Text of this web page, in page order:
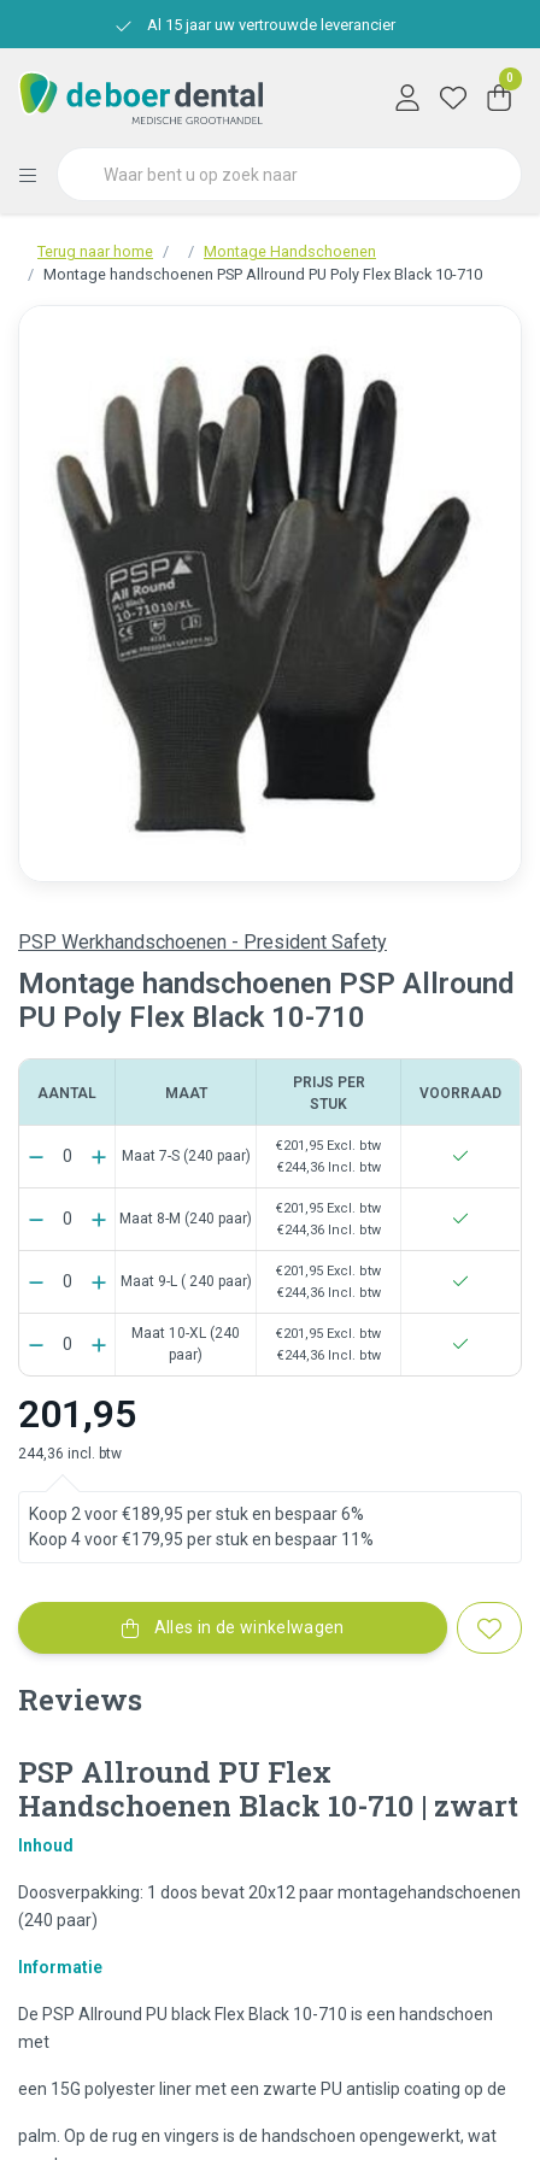
Al 15 jaar uw vertrouwde leverancier
0
Terug naar home
Montage Handschoenen
Montage handschoenen PSP Allround PU Poly Flex Black 10-710
PSP Werkhandschoenen - President Safety
Montage handschoenen PSP Allround
PU Poly Flex Black 10-710
AANTAL MAAT
PRIJS PER
STUK
VOORRAAD
Maat 7-S (240 paar)
€201,95 Excl. btw
€244,36 Incl. btw
Maat 8-M (240 paar)
€201,95 Excl. btw
€244,36 Incl. btw
Maat 9-L ( 240 paar)
€201,95 Excl. btw
€244,36 Incl. btw
Maat 10-XL (240
paar)
€201,95 Excl. btw
€244,36 Incl. btw
201,95
244,36 incl. btw
Koop 2 voor €189,95 per stuk en bespaar 6%
Koop 4 voor €179,95 per stuk en bespaar 11%
Alles in de winkelwagen
Reviews
PSP Allround PU Flex
Handschoenen Black 10-710 | zwart
Inhoud
Doosverpakking: 1 doos bevat 20x12 paar montagehandschoenen
(240 paar)
Informatie
De PSP Allround PU black Flex Black 10-710 is een handschoen
met
een 15G polyester liner met een zwarte PU antislip coating op de
palm. Op de rug en vingers is de handschoen opengewerkt, wat